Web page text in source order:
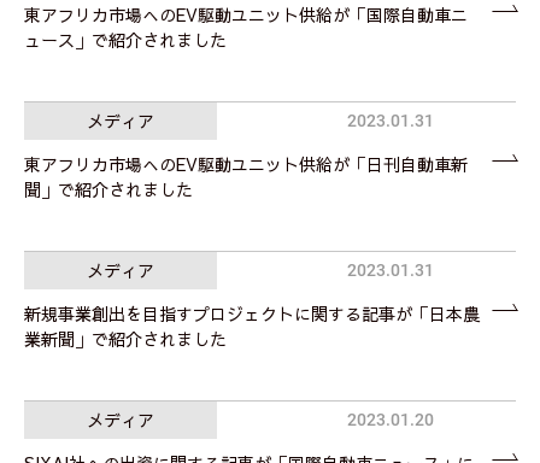
東アフリカ市場へのEV駆動ユニット供給が「国際自動車ニ
ュース」で紹介されました
メディア
東アフリカ市場へのEV駆動ユニット供給が「日刊自動車新
聞」で紹介されました
2023.01.31
メディア
新規事業創出を目指すプロジェクトに関する記事が「日本農
業新聞」で紹介されました
2023.01.31
メディア
2023.01.20